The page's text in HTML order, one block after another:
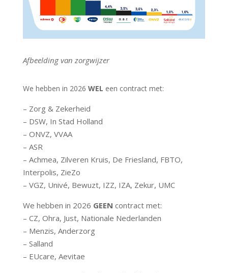
Afbeelding van zorgwijzer
We hebben in 2026 WEL een contract met:
– Zorg & Zekerheid
– DSW, In Stad Holland
– ONVZ, VVAA
– ASR
– Achmea, Zilveren Kruis, De Friesland, FBTO,
Interpolis, ZieZo
– VGZ, Univé, Bewuzt, IZZ, IZA, Zekur, UMC
We hebben in 2026 GEEN contract met:
– CZ, Ohra, Just, Nationale Nederlanden
– Menzis, Anderzorg
– Salland
– EUcare, Aevitae